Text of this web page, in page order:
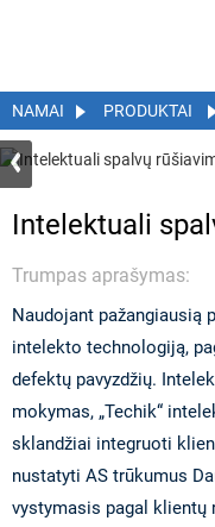
NAMAI PRODUKTAI
Intelektuali
Trumpas aprašymas:
Naudojant pažangiausią
intelekto technologiją,
defektų pavyzdžių.
mokymas, „Techik“
sklandžiai integruoti
nustatyti AS trūkumus
vystymasis pagal klientų